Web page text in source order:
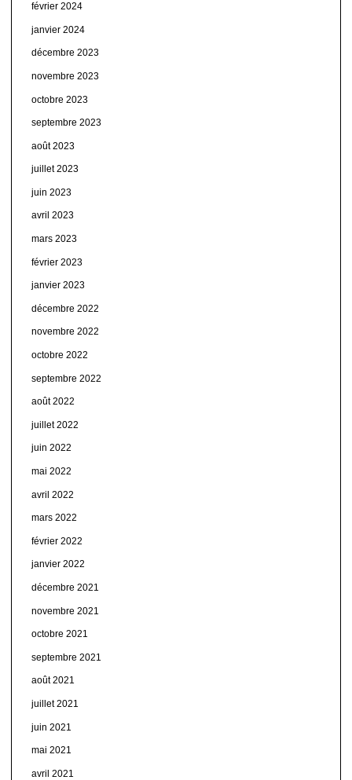
février 2024
janvier 2024
décembre 2023
novembre 2023
octobre 2023
septembre 2023
août 2023
juillet 2023
juin 2023
avril 2023
mars 2023
février 2023
janvier 2023
décembre 2022
novembre 2022
octobre 2022
septembre 2022
août 2022
juillet 2022
juin 2022
mai 2022
avril 2022
mars 2022
février 2022
janvier 2022
décembre 2021
novembre 2021
octobre 2021
septembre 2021
août 2021
juillet 2021
juin 2021
mai 2021
avril 2021